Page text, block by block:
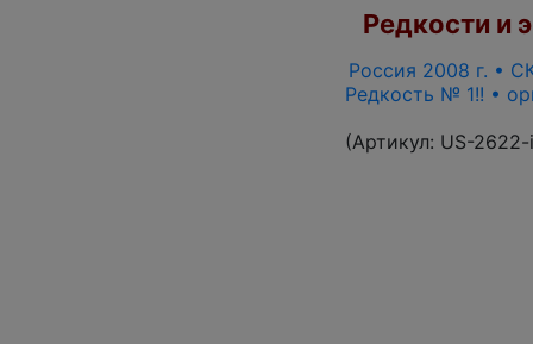
Редкости и
Россия 2008 г. •
Редкость № 1!! •
(Артикул: US-